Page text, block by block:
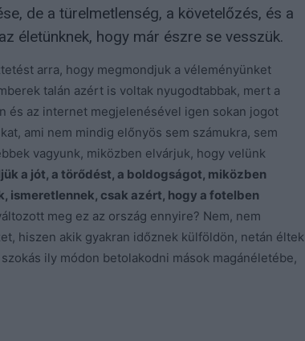
de a türelmetlenség, a követelőzés, és a
életünknek, hogy már észre se vesszük.
arra, hogy megmondjuk a véleményünket
talán azért is voltak nyugodtabbak, mert a
és az internet megjelenésével igen sokan jogot
ami nem mindig előnyös sem számukra, sem
vagyunk, miközben elvárjuk, hogy velünk
a jót, a törődést, a boldogságot, miközben
ismeretlennek, csak azért, hogy a fotelben
meg ez az ország ennyire? Nem, nem
hiszen akik gyakran időznek külföldön, netán éltek
ily módon betolakodni mások magánéletébe,